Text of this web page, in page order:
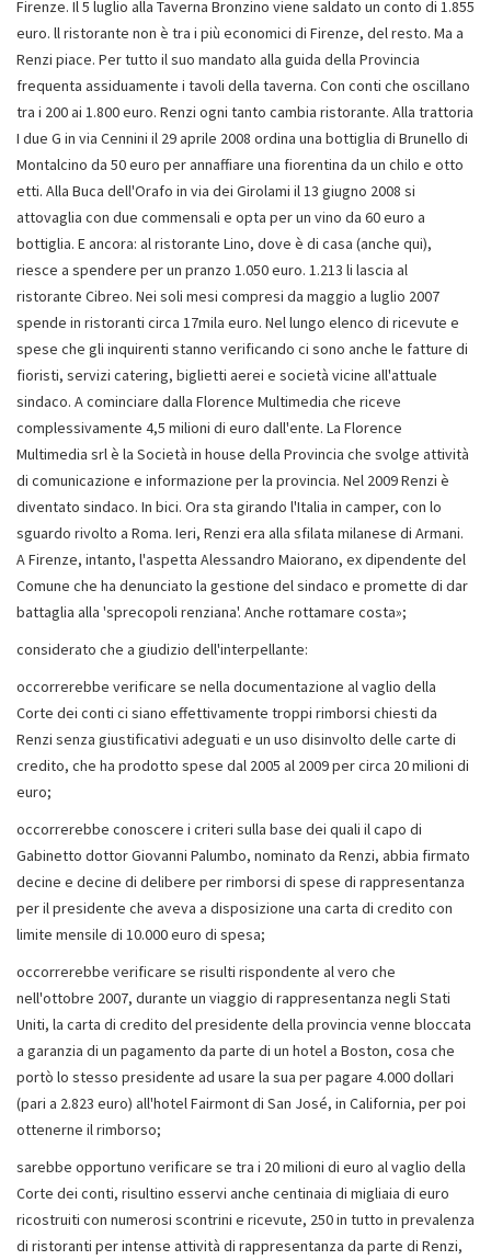
Firenze. Il 5 luglio alla Taverna Bronzino viene saldato un conto di 1.855
euro. ll ristorante non è tra i più economici di Firenze, del resto. Ma a
Renzi piace. Per tutto il suo mandato alla guida della Provincia
frequenta assiduamente i tavoli della taverna. Con conti che oscillano
tra i 200 ai 1.800 euro. Renzi ogni tanto cambia ristorante. Alla trattoria
I due G in via Cennini il 29 aprile 2008 ordina una bottiglia di Brunello di
Montalcino da 50 euro per annaffiare una fiorentina da un chilo e otto
etti. Alla Buca dell'Orafo in via dei Girolami il 13 giugno 2008 si
attovaglia con due commensali e opta per un vino da 60 euro a
bottiglia. E ancora: al ristorante Lino, dove è di casa (anche qui),
riesce a spendere per un pranzo 1.050 euro. 1.213 li lascia al
ristorante Cibreo. Nei soli mesi compresi da maggio a luglio 2007
spende in ristoranti circa 17mila euro. Nel lungo elenco di ricevute e
spese che gli inquirenti stanno verificando ci sono anche le fatture di
fioristi, servizi catering, biglietti aerei e società vicine all'attuale
sindaco. A cominciare dalla Florence Multimedia che riceve
complessivamente 4,5 milioni di euro dall'ente. La Florence
Multimedia srl è la Società in house della Provincia che svolge attività
di comunicazione e informazione per la provincia. Nel 2009 Renzi è
diventato sindaco. In bici. Ora sta girando l'Italia in camper, con lo
sguardo rivolto a Roma. Ieri, Renzi era alla sfilata milanese di Armani.
A Firenze, intanto, l'aspetta Alessandro Maiorano, ex dipendente del
Comune che ha denunciato la gestione del sindaco e promette di dar
battaglia alla 'sprecopoli renziana'. Anche rottamare costa»;
considerato che a giudizio dell'interpellante:
occorrerebbe verificare se nella documentazione al vaglio della
Corte dei conti ci siano effettivamente troppi rimborsi chiesti da
Renzi senza giustificativi adeguati e un uso disinvolto delle carte di
credito, che ha prodotto spese dal 2005 al 2009 per circa 20 milioni di
euro;
occorrerebbe conoscere i criteri sulla base dei quali il capo di
Gabinetto dottor Giovanni Palumbo, nominato da Renzi, abbia firmato
decine e decine di delibere per rimborsi di spese di rappresentanza
per il presidente che aveva a disposizione una carta di credito con
limite mensile di 10.000 euro di spesa;
occorrerebbe verificare se risulti rispondente al vero che
nell'ottobre 2007, durante un viaggio di rappresentanza negli Stati
Uniti, la carta di credito del presidente della provincia venne bloccata
a garanzia di un pagamento da parte di un hotel a Boston, cosa che
portò lo stesso presidente ad usare la sua per pagare 4.000 dollari
(pari a 2.823 euro) all'hotel Fairmont di San José, in California, per poi
ottenerne il rimborso;
sarebbe opportuno verificare se tra i 20 milioni di euro al vaglio della
Corte dei conti, risultino esservi anche centinaia di migliaia di euro
ricostruiti con numerosi scontrini e ricevute, 250 in tutto in prevalenza
di ristoranti per intense attività di rappresentanza da parte di Renzi,